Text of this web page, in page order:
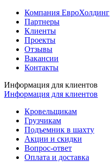
Компания ЕвроХолдинг
Партнеры
Клиенты
Проекты
Отзывы
Вакансии
Контакты
Информация для клиентов
Информация для клиентов
Кровельщикам
Грузчикам
Подъемник в шахту
Акции и скидки
Вопрос-ответ
Оплата и доставка